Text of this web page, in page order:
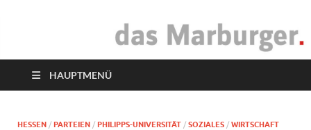
das Marburger.
HAUPTMENÜ
HESSEN / PARTEIEN / PHILIPPS-UNIVERSITÄT / SOZIALES / WIRTSCHAFT